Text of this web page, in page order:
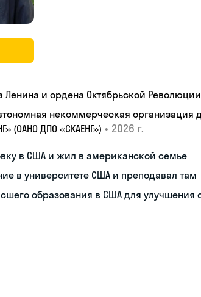
и ордена Октябрьской
некоммерческая организация
(ОАНО ДПО «СКАЕНГ») • 2026 г.
в США и жил в американской семье
в университете США и преподавал там
образования в США для улучшения